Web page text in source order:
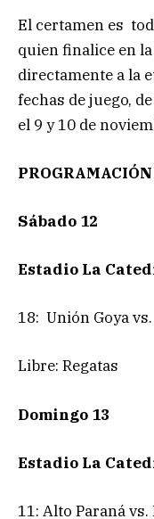
El certamen es
quien finalice en
directamente a la
fechas de juego,
el 9 y 10 de
PROGRAMACIÓN
Sábado 12
Estadio La
18: Unión Goya
Libre: Regatas
Domingo 13
Estadio La
11: Alto Paraná vs.